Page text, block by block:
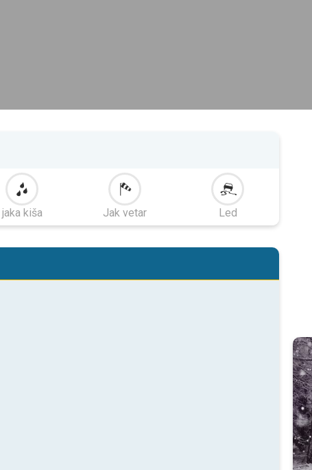
jaka kiša Jak vetar Led